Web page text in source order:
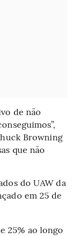
de não
Browning
que não
do UAW da
em 25 de
25% ao longo